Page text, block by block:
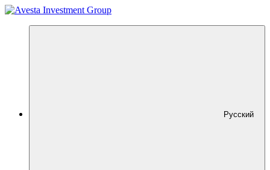
Русский